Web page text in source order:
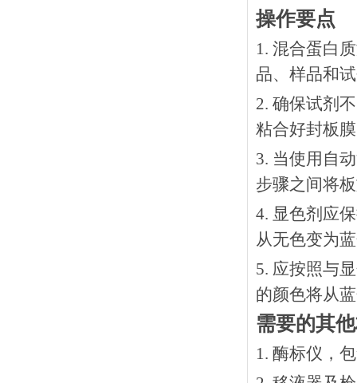
操作要点
1. 混合蛋白
品、样品和
2. 确保试剂
粘合好封板
3. 当使用自
步骤之间将
4. 显色剂应
从无色变为
5. 应按照与
的颜色将从
需要的其
1. 酶标仪，